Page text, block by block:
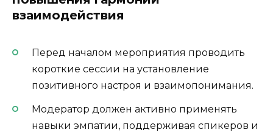
взаимодействия
Перед началом мероприятия проводить
короткие сессии на установление
позитивного настроя и взаимопонимания.
Модератор должен активно применять
навыки эмпатии, поддерживая спикеров и